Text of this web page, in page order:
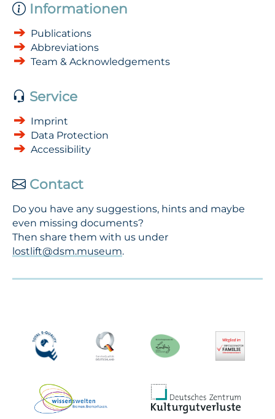
Informationen
Publications
Abbreviations
Team & Acknowledgements
Service
Imprint
Data Protection
Accessibility
Contact
Do you have any suggestions, hints and maybe
even missing documents?
Then share them with us under
lostlift@dsm.museum.